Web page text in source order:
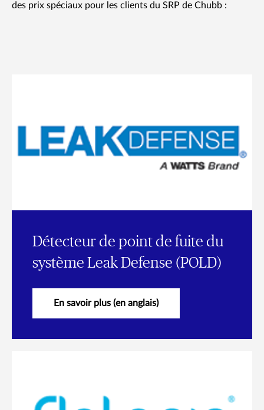
des prix spéciaux pour les clients du SRP de Chubb :
Détecteur de point de fuite du
système Leak Defense (POLD)
En savoir plus (en anglais)